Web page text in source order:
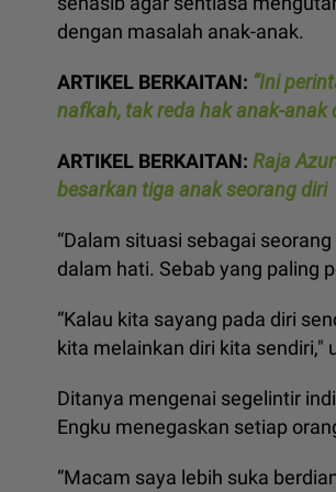
dengan masalah anak-anak.
ARTIKEL BERKAITAN: “Ini
nafkah, tak reda hak anak-anak
ARTIKEL BERKAITAN: Raja
besarkan tiga anak seorang diri
“Dalam situasi sebagai
dalam hati. Sebab yang paling
“Kalau kita sayang pada diri
kita melainkan diri kita sendiri,"
Ditanya mengenai segelintir
Engku menegaskan setiap
“Macam saya lebih suka